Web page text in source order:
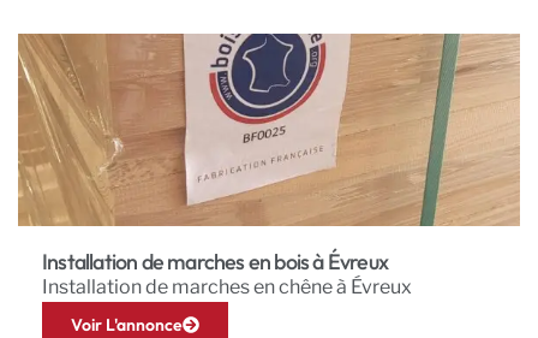
Installation de marches en bois à Évreux
Installation de marches en chêne à Évreux
Voir L'annonce